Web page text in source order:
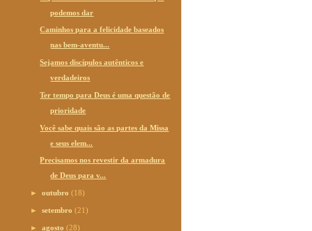
podemos dar
Caminhos para a felicidade baseados
nas bem-aventu...
Sejamos discípulos autênticos e
verdadeiros
Ter tempo para Deus é uma questão de
prioridade
Você sabe quais são as partes da Missa
e seus elem...
Precisamos nos revestir da armadura
de Deus para v...
►outubro(18)
►setembro(21)
►agosto(28)